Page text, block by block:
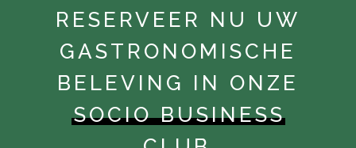
RESERVEER NU UW
GASTRONOMISCHE
BELEVING IN ONZE
SOCIO BUSINESS